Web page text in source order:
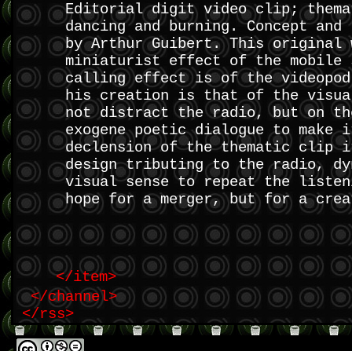
Editorial digit video clip;
dancing and burning. Concept
by Arthur Guibert. This original
miniaturist effect of the mobile
calling effect is of the videopod
his creation is that of the
not distract the radio, but on
exogene poetic dialogue to make
declension of the thematic clip
design tributing to the radio,
visual sense to repeat the
hope for a merger, but for a
</item>
</channel>
</rss>